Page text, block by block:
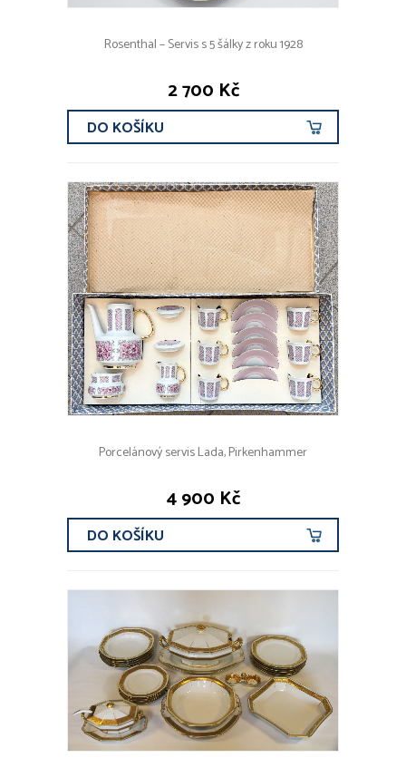
Hrnky, šálky, dózy
HODINY, HODINKY
OSTATNÍ
ROK VZNIKU
CENOVÉ ROZMEZÍ
Obecný kov
OBDOBÍ
1890 - 1940
od r. 1940
současnost
FILTROVAT
Rosenthal – Servis s 5 šálky z roku 1928
2 700 Kč
DO KOŠÍKU
Porcelánový servis Lada, Pirkenhammer
4 900 Kč
DO KOŠÍKU